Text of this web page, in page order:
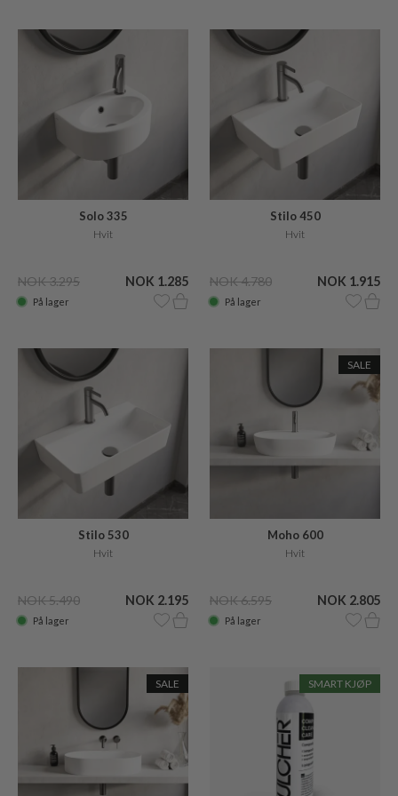
Solo 335
Hvit
NOK 3.295 NOK 1.285
På lager
Stilo 450
Hvit
NOK 4.780 NOK 1.915
På lager
Stilo 530
Hvit
NOK 5.490 NOK 2.195
På lager
SALE
Moho 600
Hvit
NOK 6.595 NOK 2.805
På lager
SALE SMART KJØP